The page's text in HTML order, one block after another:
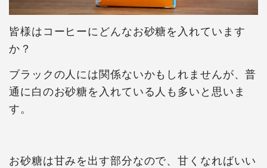
皆様はコーヒーにどんなお砂糖を入れています
か？
ブラックの人には関係ないかもしれませんが、普
通に白のお砂糖を入れている人も多いと思いま
す。
お砂糖は甘みを出す部分なので、甘くなればいい